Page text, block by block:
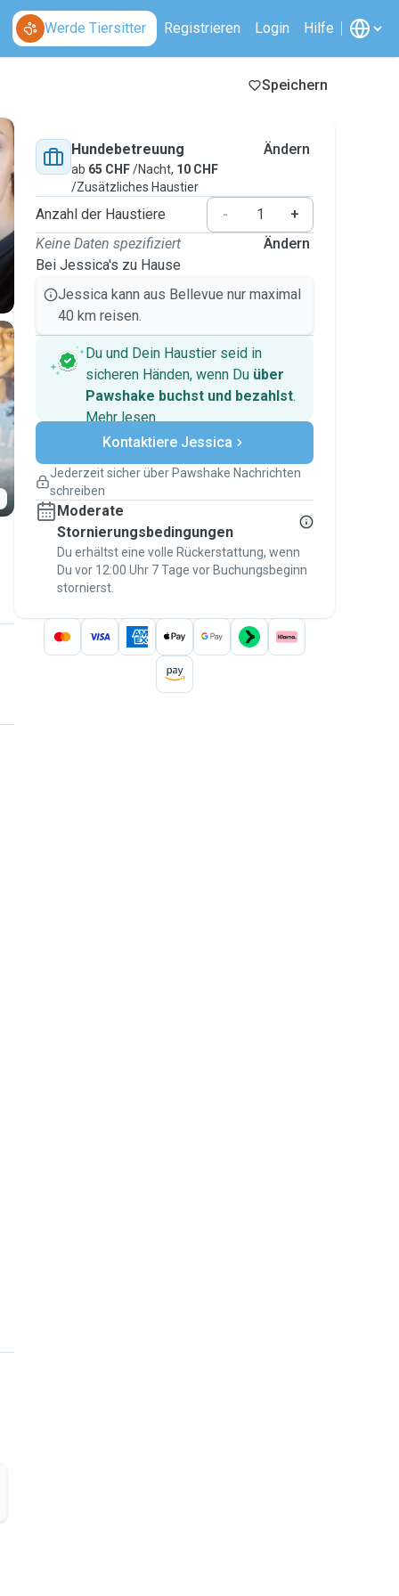
Werde Tiersitter Registrieren Login Hilfe
Speichern
Hundebetreuung
ab 65 CHF/Nacht, 10 CHF
/Zusätzliches Haustier
Ändern
Anzahl der Haustiere -
+
Keine Daten spezifiziert
Bei Jessica's zu Hause
Ändern
Jessica kann aus Bellevue nur maximal
40 km reisen.
Du und Dein Haustier seid in
sicheren Händen, wenn Du über
Pawshake buchst und bezahlst.
Mehr lesenSichere Zahlungen
Unterstützung, falls sich Deine
Versicherte Buchungen
Erledige alles über Pawshake – von der
ersten Nachricht bis zur Bezahlung –, um
über diePawshake-Garantieabgesichert zu
sein
Kontaktiere Jessica
Jederzeit sicher über Pawshake Nachrichten
schreiben
Moderate
Stornierungsbedingungen
Du erhältst eine volle Rückerstattung, wenn
Du vor 12:00 Uhr 7 Tage vor Buchungsbeginn
stornierst.